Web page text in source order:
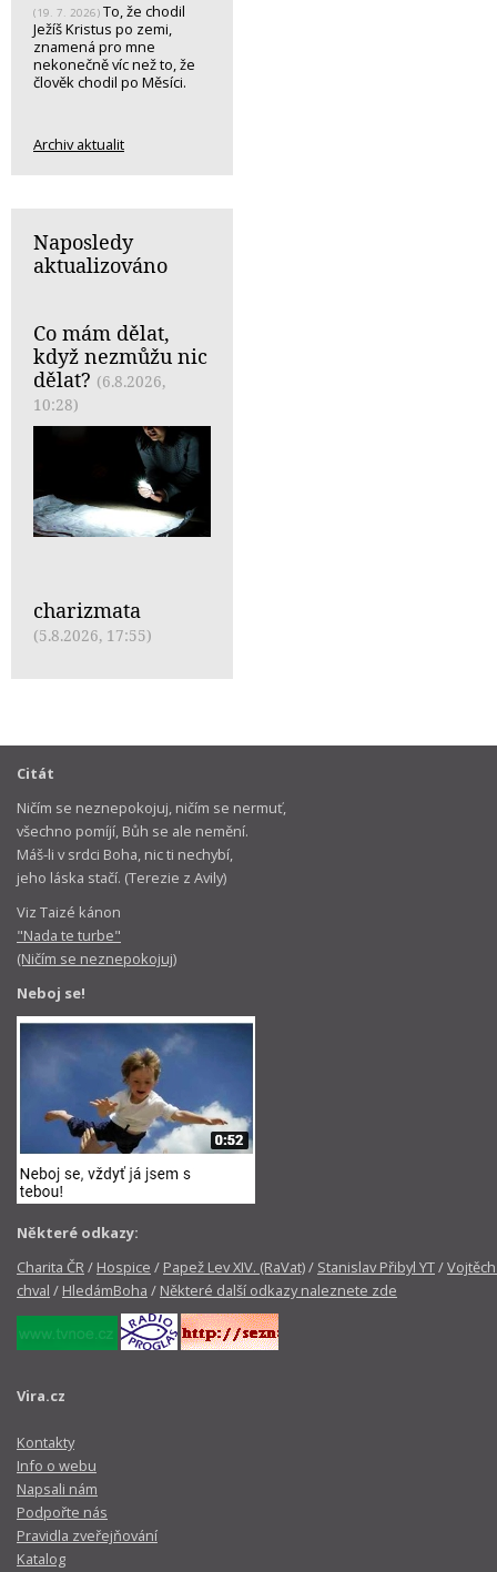
(19. 7. 2026) To, že chodil
Ježíš Kristus po zemi,
znamená pro mne
nekonečně víc než to, že
člověk chodil po Měsíci.
Archiv aktualit
Naposledy
aktualizováno
Co mám dělat,
když nezmůžu nic
dělat? (6.8.2026,
10:28)
charizmata
(5.8.2026, 17:55)
Citát
Ničím se neznepokojuj, ničím se nermuť,
všechno pomíjí, Bůh se ale nemění.
Máš-li v srdci Boha, nic ti nechybí,
jeho láska stačí. (Terezie z Avily)
Viz Taizé kánon
"Nada te turbe"
(Ničím se neznepokojuj)
Neboj se!
Některé odkazy:
Charita ČR/ Hospice / Papež Lev XIV. (RaVat)/ Stanislav Přibyl YT/
chval / HledámBoha / Některé další odkazy naleznete zde
Vira.cz
Kontakty
Info o webu
Napsali nám
Podpořte nás
Pravidla zveřejňování
Katalog